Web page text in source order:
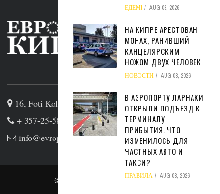
ЕДЕМ! AUG 08, 2026
НА КИПРЕ АРЕСТОВАН
МОНАХ, РАНИВШИЙ
КАНЦЕЛЯРСКИМ
НОЖОМ ДВУХ ЧЕЛОВЕК
НОВОСТИ AUG 08, 2026
В АЭРОПОРТУ ЛАРНАКИ
ОТКРЫЛИ ПОДЪЕЗД К
ТЕРМИНАЛУ
ПРИБЫТИЯ. ЧТО
ИЗМЕНИЛОСЬ ДЛЯ
ЧАСТНЫХ АВТО И
ТАКСИ?
ПРАВИЛА AUG 08, 2026
ABOUT US
16, Foti Kolakidi str, 3031, Limassol, Cyprus
+ 357-25-581133
info@evropakipr.com
© Copyright . All rights reserved.